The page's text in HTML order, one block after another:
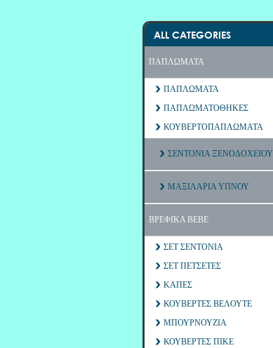
ALL CATEGORIES
ΠΑΠΛΩΜΑΤΑ
ΠΑΠΛΩΜΑΤΑ
ΠΑΠΛΩΜΑΤΟΘΗΚΕΣ
ΚΟΥΒΕΡΤΟΠΑΠΛΩΜΑΤΑ
ΣΕΝΤΟΝΙΑ ΞΕΝΟΔΟΧΕΙΟΥ
ΜΑΞΙΛΑΡΙΑ ΥΠΝΟΥ
ΒΡΕΦΙΚΑ ΒΕΒΕ
ΣΕΤ ΣΕΝΤΟΝΙΑ
ΣΕΤ ΠΕΤΣΕΤΕΣ
ΚΑΠΕΣ
ΚΟΥΒΕΡΤΕΣ ΒΕΛΟΥΤΕ
ΜΠΟΥΡΝΟΥΖΙΑ
ΚΟΥΒΕΡΤΕΣ ΠΙΚΕ